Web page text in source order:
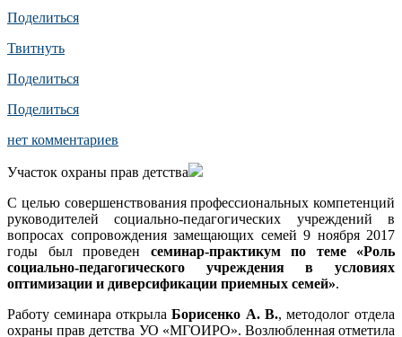
Поделиться
Твитнуть
Поделиться
Поделиться
нет комментариев
Участок охраны прав детства
С целью совершенствования профессиональных компетенций
руководителей социально-педагогических учреждений в
вопросах сопровождения замещающих семей 9 ноября 2017
годы был проведен семинар-практикум по теме «Роль
социально-педагогического учреждения в условиях
оптимизации и диверсификации приемных семей».
Работу семинара открылаБорисенко А. В., методолог отдела
охраны прав детства УО «МГОИРО». Возлюбленная отметила